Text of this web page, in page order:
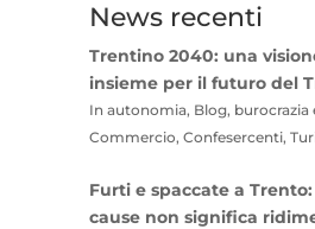
News recenti
Trentino 2040: una
insieme per il futuro del
In autonomia, Blog, burocrazia
Commercio, Confesercenti,
Furti e spaccate a
cause non significa